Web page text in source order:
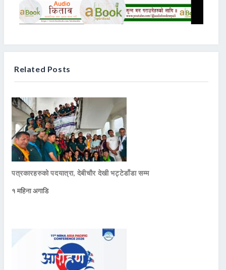
Related Posts
पत्रकारहरुको पदयात्रा, देबीचौर देखी भट्टेडाँडा सम्म
१ महिना अगाडि